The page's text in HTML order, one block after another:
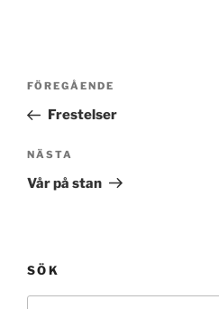
Inläggsnavigering
Föregående
inlägg
FÖREGÅENDE
Frestelser
Nästa
inlägg
NÄSTA
Vår på stan
SÖK